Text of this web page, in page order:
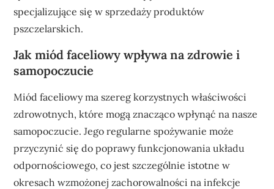
specjalizujące się w sprzedaży produktów
pszczelarskich.
Jak miód faceliowy wpływa na zdrowie i
samopoczucie
Miód faceliowy ma szereg korzystnych właściwości
zdrowotnych, które mogą znacząco wpłynąć na nasze
samopoczucie. Jego regularne spożywanie może
przyczynić się do poprawy funkcjonowania układu
odpornościowego, co jest szczególnie istotne w
okresach wzmożonej zachorowalności na infekcje